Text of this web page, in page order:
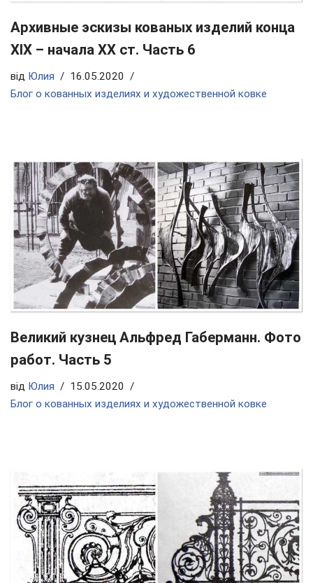
Архивные эскизы кованых изделий конца
ХIX – начала ХХ ст. Часть 6
від Юлия
16.05.2020
Блог о кованных изделиях и художественной ковке
Великий кузнец Альфред Габерманн. Фото
работ. Часть 5
від Юлия
15.05.2020
Блог о кованных изделиях и художественной ковке